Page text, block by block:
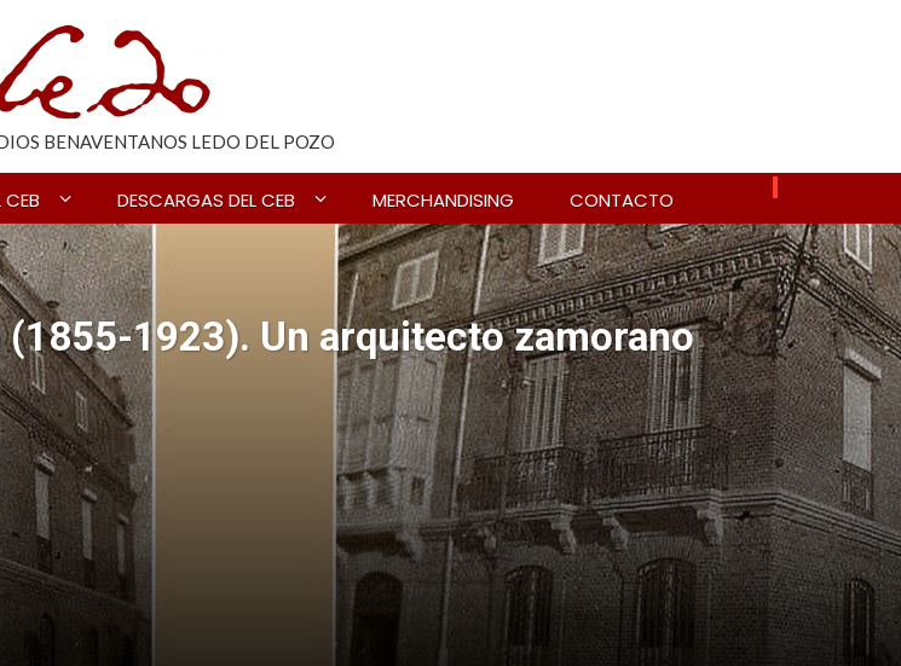
BENAVENTANOS LEDO DEL POZO
CEB DESCARGAS DEL CEB MERCHANDISING CONTACTO
1923). Un arquitecto zamorano